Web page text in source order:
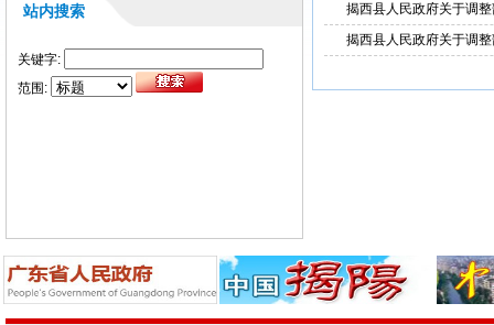
站内搜索
关键字:
范围:
揭西县人民政府关于调
揭西县人民政府关于调